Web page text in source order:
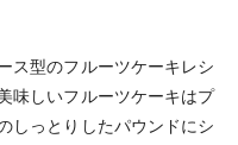
ス型のフルーツケーキレシ
味しいフルーツケーキはプ
しっとりしたパウンドにシ